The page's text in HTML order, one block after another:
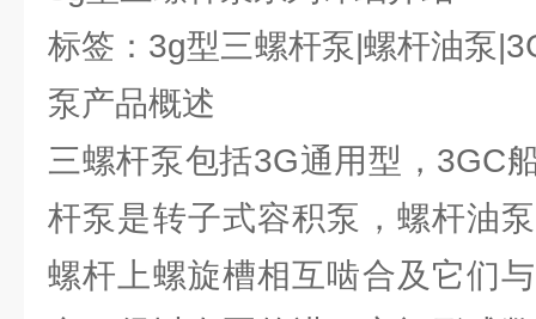
标签：3g型三螺杆泵|螺杆油泵
泵产品概述
三螺杆泵包括3G通用型，3GC
杆泵是转子式容积泵，螺杆油
螺杆上螺旋槽相互啮合及它们